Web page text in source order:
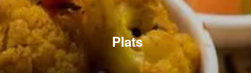
Plats